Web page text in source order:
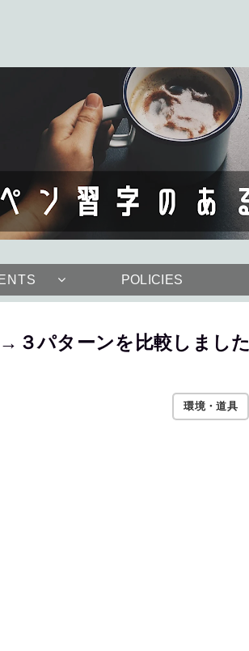
POLICIES
３パターンを比較しました
環境・道具